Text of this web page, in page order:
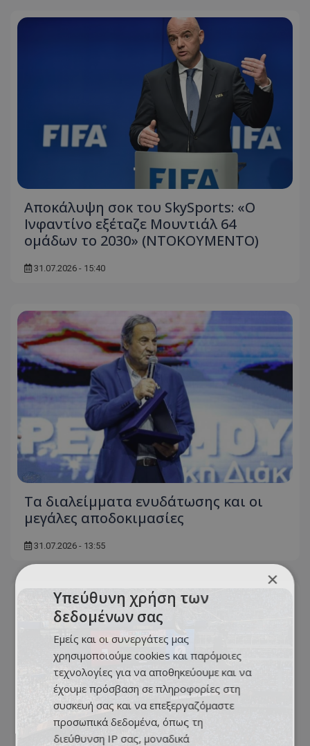
Αποκάλυψη σοκ του SkySports: «O
Ινφαντίνο εξέταζε Μουντιάλ 64
ομάδων το 2030» (ΝΤΟΚΟΥΜΕΝΤΟ)
31.07.2026 - 15:40
Τα διαλείμματα ενυδάτωσης και οι
μεγάλες αποδοκιμασίες
31.07.2026 - 13:55
×
Υπεύθυνη χρήση των
δεδομένων σας
Εμείς και οι συνεργάτες μας
χρησιμοποιούμε cookies και παρόμοιες
τεχνολογίες για να αποθηκεύουμε και να
έχουμε πρόσβαση σε πληροφορίες στη
συσκευή σας και να επεξεργαζόμαστε
προσωπικά δεδομένα, όπως τη
διεύθυνση IP σας, μοναδικά